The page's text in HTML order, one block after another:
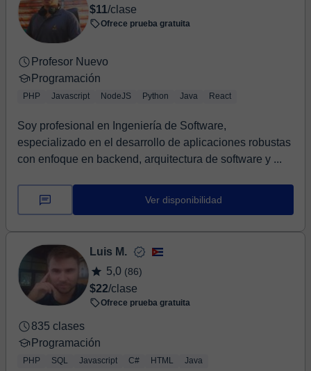
$11/clase
Ofrece prueba gratuita
Profesor Nuevo
Programación
PHP Javascript NodeJS Python Java React
Soy profesional en Ingeniería de Software,
especializado en el desarrollo de aplicaciones robustas
con enfoque en backend, arquitectura de software y ...
Ver disponibilidad
Luis M.
5,0 (86)
$22/clase
Ofrece prueba gratuita
835 clases
Programación
PHP SQL Javascript C# HTML Java